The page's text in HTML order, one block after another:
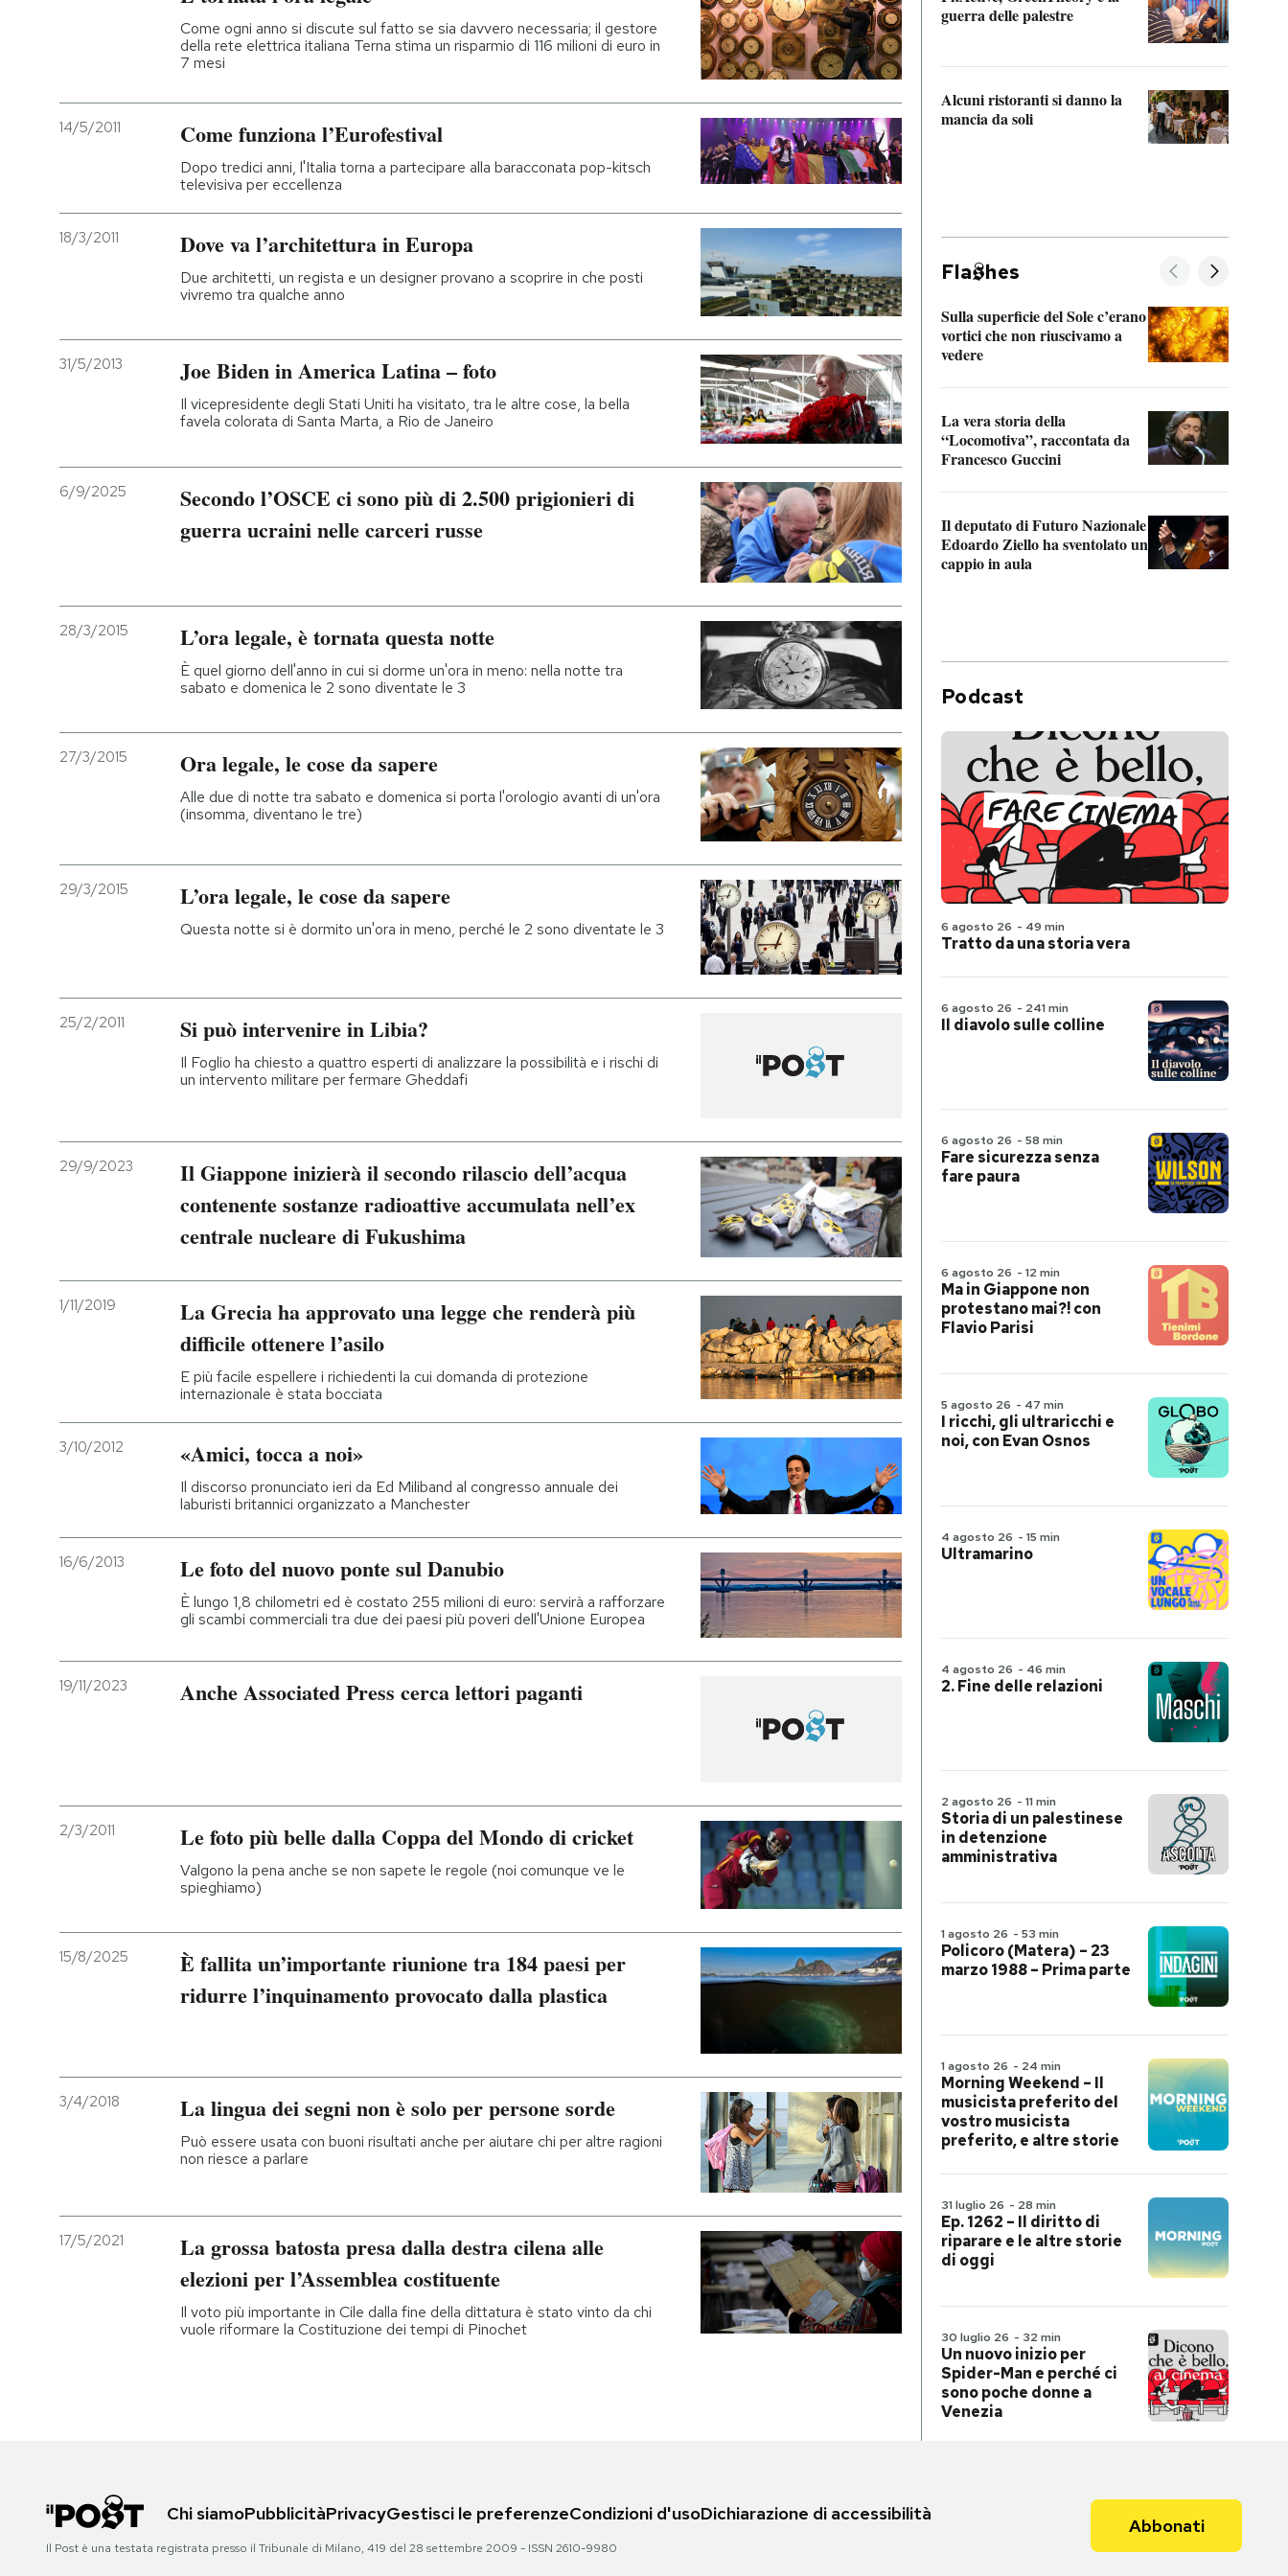
NEWSLETTER
SHOP
Come ogni anno si discute sul fatto se sia davvero necessaria; il gestore
della rete elettrica italiana Terna stima un risparmio di 116 milioni di euro in
7 mesi
14/5/2011 Come funziona l’Eurofestival
Dopo tredici anni, l'Italia torna a partecipare alla baracconata pop-kitsch
televisiva per eccellenza
18/3/2011 Dove va l’architettura in Europa
Due architetti, un regista e un designer provano a scoprire in che posti
vivremo tra qualche anno
31/5/2013 Joe Biden in America Latina – foto
Il vicepresidente degli Stati Uniti ha visitato, tra le altre cose, la bella
favela colorata di Santa Marta, a Rio de Janeiro
6/9/2025
Secondo l’OSCE ci sono più di 2.500 prigionieri di
guerra ucraini nelle carceri russe
28/3/2015 L’ora legale, è tornata questa notte
È quel giorno dell'anno in cui si dorme un'ora in meno: nella notte tra
sabato e domenica le 2 sono diventate le 3
27/3/2015 Ora legale, le cose da sapere
Alle due di notte tra sabato e domenica si porta l'orologio avanti di un'ora
(insomma, diventano le tre)
29/3/2015 L’ora legale, le cose da sapere
Questa notte si è dormito un'ora in meno, perché le 2 sono diventate le 3
25/2/2011 Si può intervenire in Libia?
Il Foglio ha chiesto a quattro esperti di analizzare la possibilità e i rischi di
un intervento militare per fermare Gheddafi
29/9/2023
Il Giappone inizierà il secondo rilascio dell’acqua
contenente sostanze radioattive accumulata nell’ex
centrale nucleare di Fukushima
1/11/2019
La Grecia ha approvato una legge che renderà più
difficile ottenere l’asilo
E più facile espellere i richiedenti la cui domanda di protezione
internazionale è stata bocciata
3/10/2012 «Amici, tocca a noi»
Il discorso pronunciato ieri da Ed Miliband al congresso annuale dei
laburisti britannici organizzato a Manchester
16/6/2013 Le foto del nuovo ponte sul Danubio
È lungo 1,8 chilometri ed è costato 255 milioni di euro: servirà a rafforzare
gli scambi commerciali tra due dei paesi più poveri dell'Unione Europea
19/11/2023 Anche Associated Press cerca lettori paganti
2/3/2011 Le foto più belle dalla Coppa del Mondo di cricket
Valgono la pena anche se non sapete le regole (noi comunque ve le
spieghiamo)
15/8/2025
È fallita un’importante riunione tra 184 paesi per
ridurre l’inquinamento provocato dalla plastica
3/4/2018 La lingua dei segni non è solo per persone sorde
Può essere usata con buoni risultati anche per aiutare chi per altre ragioni
non riesce a parlare
17/5/2021
La grossa batosta presa dalla destra cilena alle
elezioni per l’Assemblea costituente
Il voto più importante in Cile dalla fine della dittatura è stato vinto da chi
vuole riformare la Costituzione dei tempi di Pinochet
guerra delle palestre
Alcuni ristoranti si danno la
mancia da soli
Fla hes
Sulla superficie del Sole c’erano
vortici che non riuscivamo a
vedere
La vera storia della
“Locomotiva”, raccontata da
Francesco Guccini
Il deputato di Futuro Nazionale
Edoardo Ziello ha sventolato un
cappio in aula
Podcast
6 agosto 26 - 49 min
Tratto da una storia vera
6 agosto 26 - 241 min
Il diavolo sulle colline
6 agosto 26 - 58 min
Fare sicurezza senza
fare paura
6 agosto 26 - 12 min
Ma in Giappone non
protestano mai?! con
Flavio Parisi
5 agosto 26 - 47 min
I ricchi, gli ultraricchi e
noi, con Evan Osnos
4 agosto 26 - 15 min
Ultramarino
4 agosto 26 - 46 min
2. Fine delle relazioni
2 agosto 26 - 11 min
Storia di un palestinese
in detenzione
amministrativa
1 agosto 26 - 53 min
Policoro (Matera) – 23
marzo 1988 – Prima parte
1 agosto 26 - 24 min
Morning Weekend – Il
musicista preferito del
vostro musicista
preferito, e altre storie
31 luglio 26 - 28 min
Ep. 1262 – Il diritto di
riparare e le altre storie
di oggi
30 luglio 26 - 32 min
Un nuovo inizio per
Spider-Man e perché ci
sono poche donne a
Venezia
Chi siamoPubblicitàPrivacyGestisci le preferenzeCondizioni d'usoDichiarazione di accessibilità
Il Post è una testata registrata presso il Tribunale di Milano, 419 del 28 settembre 2009 - ISSN 2610-9980
Abbonati